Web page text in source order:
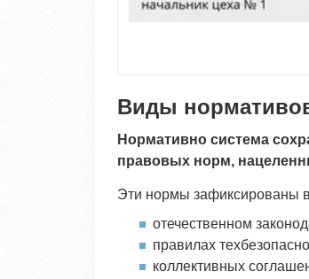
Виды
Нормативно система
правовых норм,
Эти нормы зафиксированы
отечественном
правилах
коллективных